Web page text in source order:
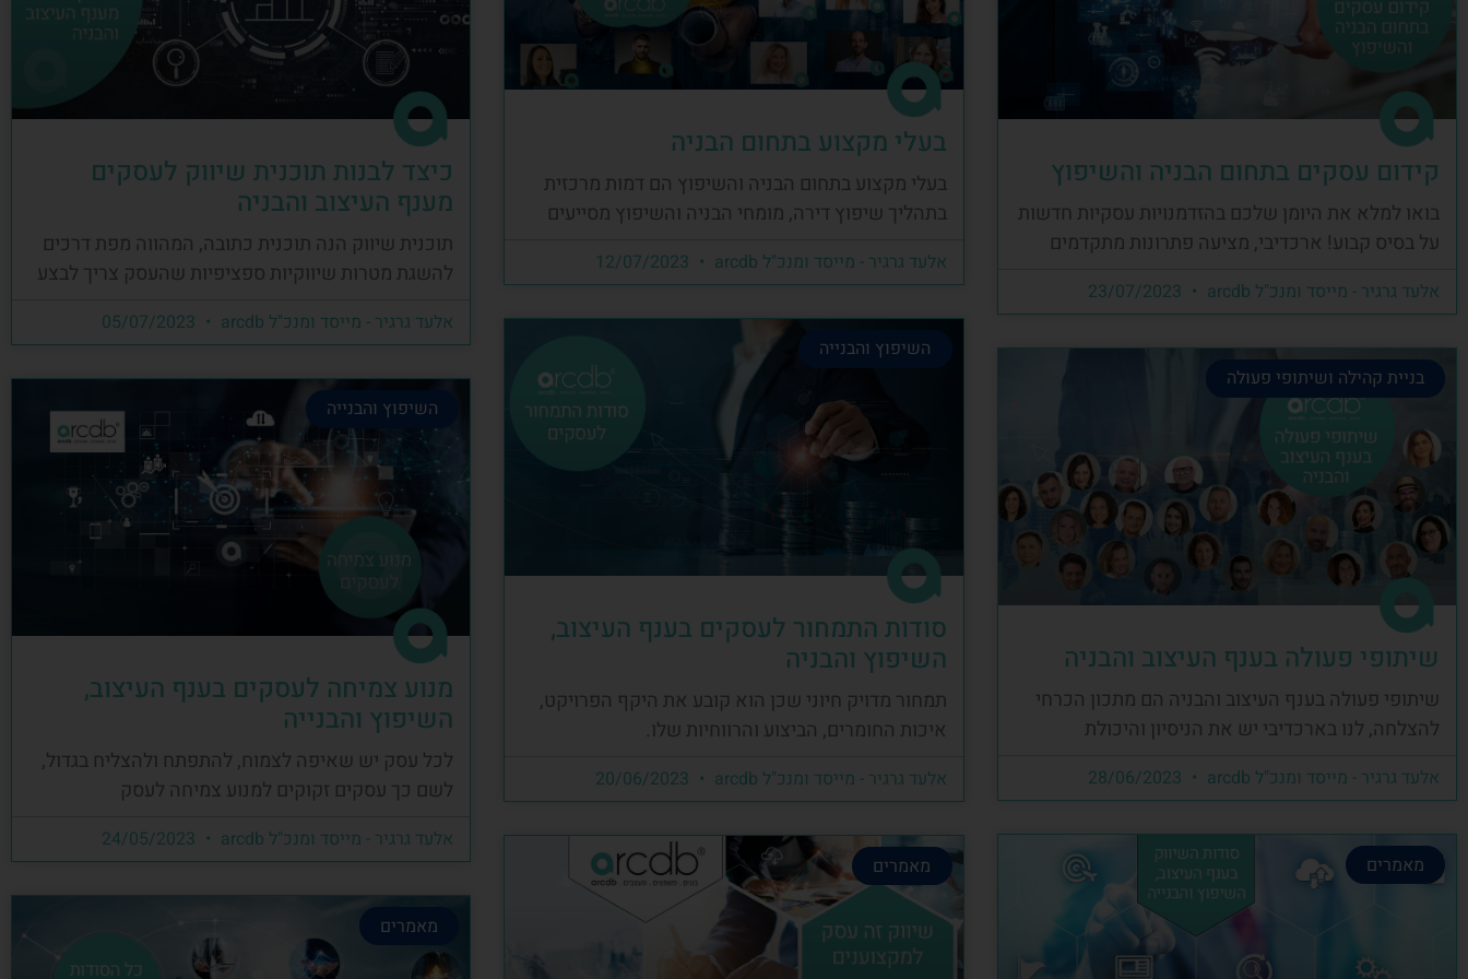
קידום עסקים בתחום הבניה והשיפוץ
בואו למלא את היומן שלכם בהזדמנויות עסקיות חדשות
על בסיס קבוע! ארכדיבי, מציעה פתרונות מתקדמים
אלעד גרגיר - מייסד ומנכ"ל arcdb
בעלי מקצוע בתחום הבניה
בעלי מקצוע בתחום הבניה והשיפוץ הם דמות מרכזית
בתהליך שיפוץ דירה, מומחי הבניה והשיפוץ מסייעים
אלעד גרגיר - מייסד ומנכ"ל arcdb
כיצד לבנות תוכנית שיווק לעסקים
מענף העיצוב והבניה
תוכנית שיווק הנה תוכנית כתובה, המהווה מפת דרכים
להשגת מטרות שיווקיות ספציפיות שהעסק צריך לבצע
אלעד גרגיר - מייסד ומנכ"ל arcdb
בניית קהילה ושיתופי פעולה
שיתופי פעולה בענף העיצוב והבניה
שיתופי פעולה בענף העיצוב והבניה הם מתכון הכרחי
להצלחה, לנו בארכדיבי יש את הניסיון והיכולת
אלעד גרגיר - מייסד ומנכ"ל arcdb
השיפוץ והבנייה
סודות התמחור לעסקים בענף העיצוב,
השיפוץ והבניה
תמחור מדויק חיוני שכן הוא קובע את היקף הפרויקט,
איכות החומרים, הביצוע והרווחיות שלו.
אלעד גרגיר - מייסד ומנכ"ל arcdb
השיפוץ והבנייה
מנוע צמיחה לעסקים בענף העיצוב,
השיפוץ והבנייה
לכל עסק יש שאיפה לצמוח, להתפתח ולהצליח בגדול,
לשם כך עסקים זקוקים למנוע צמיחה לעסק
אלעד גרגיר - מייסד ומנכ"ל arcdb
מאמרים
מאמרים
מאמרים